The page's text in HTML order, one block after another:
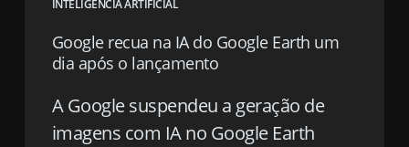
INTELIGÊNCIA ARTIFICIAL
Google recua na IA do Google Earth um
dia após o lançamento
A Google suspendeu a geração de
imagens com IA no Google Earth